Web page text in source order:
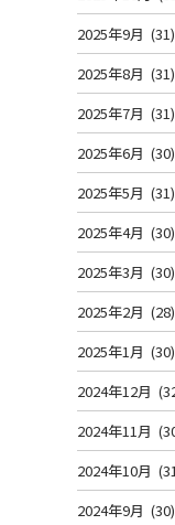
2025年9月 (31)
2025年8月 (31)
2025年7月 (31)
2025年6月 (30)
2025年5月 (31)
2025年4月 (30)
2025年3月 (30)
2025年2月 (28)
2025年1月 (30)
2024年12月
2024年11月
2024年10月
2024年9月 (30)